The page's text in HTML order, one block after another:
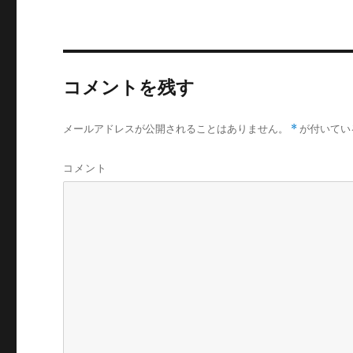
コメントを残す
メールアドレスが公開されることはありません。 * が付いて
コメント